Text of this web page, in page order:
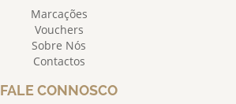
Marcações
Vouchers
Sobre Nós
Contactos
FALE CONNOSCO